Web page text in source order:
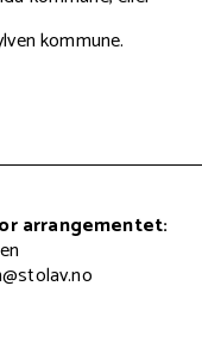
kommune.
arrangementet: